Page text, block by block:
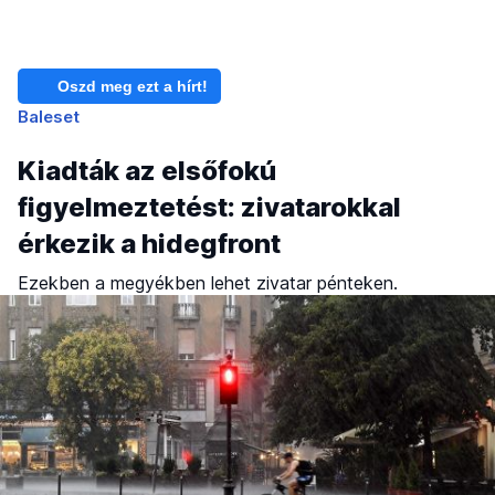
Oszd meg ezt a hírt!
Baleset
Kiadták az elsőfokú
figyelmeztetést: zivatarokkal
érkezik a hidegfront
Ezekben a megyékben lehet zivatar pénteken.